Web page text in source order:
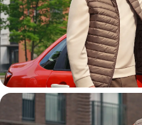
Автокурьер